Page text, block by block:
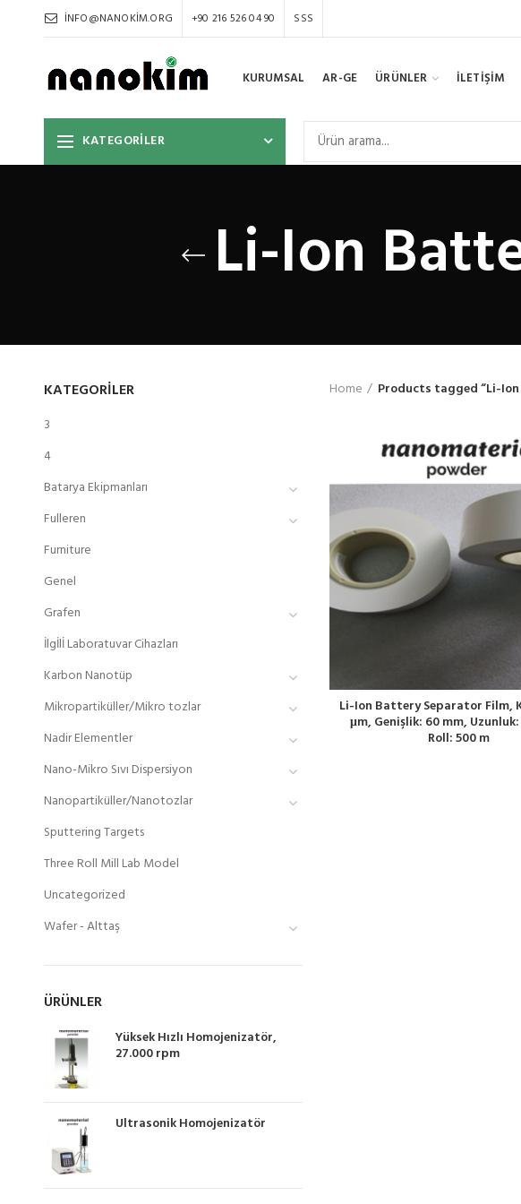
INFO@NANOKIM.ORG +90 216 526 04 90 SSS
KURUMSAL AR-GE ÜRÜNLER İLETİŞİM
KATEGORİLER
Li-Ion
Home Products tagged “Li-
Li-Ion Battery Separator Film,
μm, Genişlik: 60 mm, Uzunluk:
Roll: 500 m
KATEGORILER
3
4
Batarya Ekipmanları
Fulleren
Furniture
Genel
Grafen
İlgİlİ Laboratuvar Cihazları
Karbon Nanotüp
Mikropartiküller/Mikro tozlar
Nadir Elementler
Nano-Mikro Sıvı Dispersiyon
Nanopartiküller/Nanotozlar
Sputtering Targets
Three Roll Mill Lab Model
Uncategorized
Wafer - Alttaş
ÜRÜNLER
Yüksek Hızlı Homojenizatör,
27.000 rpm
Ultrasonik Homojenizatör